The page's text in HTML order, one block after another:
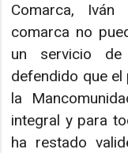
Comarca,
comarca no
un servicio
defendido que
la
integral y para
ha restado